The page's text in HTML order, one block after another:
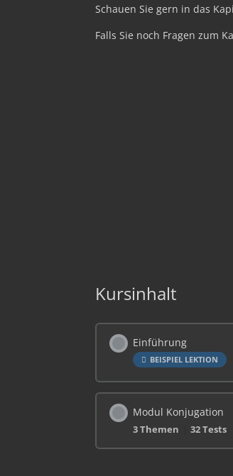
Schauen Sie gern in das
Falls Sie noch Fragen zum
Kursinhalt
Einführung
BEISPIEL LEKTION
Modul Konjugation
3 Themen 32 Tests